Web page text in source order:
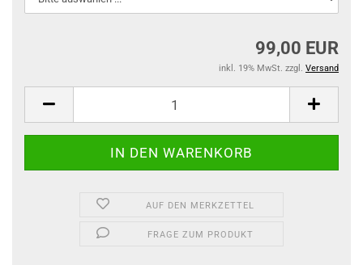
99,00 EUR
inkl. 19% MwSt. zzgl. Versand
AUF DEN MERKZETTEL
FRAGE ZUM PRODUKT